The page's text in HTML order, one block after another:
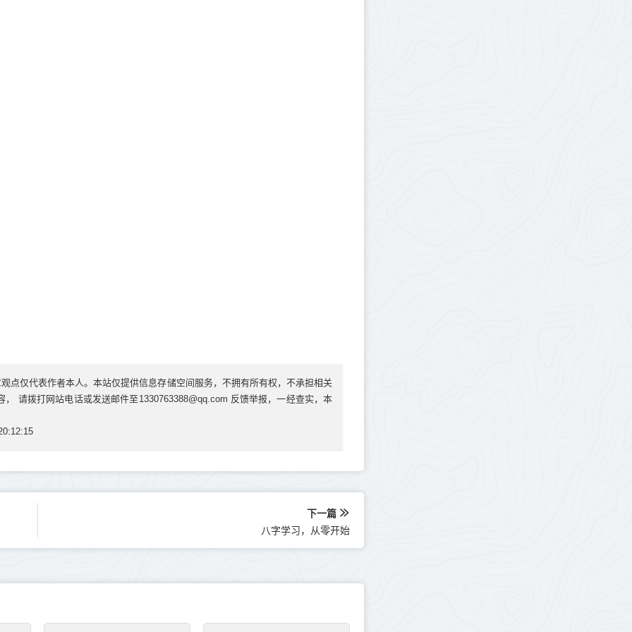
点仅代表作者本人。本站仅提供信息存储空间服务，不拥有所有权，不承担相关
请拨打网站电话或发送邮件至1330763388@qq.com 反馈举报，一经查实，本
下一篇
八字学习，从零开始